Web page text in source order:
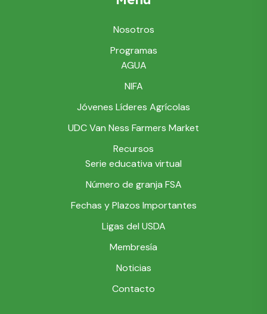
Nosotros
Programas
AGUA
NIFA
Jóvenes Líderes Agrícolas
UDC Van Ness Farmers Market
Recursos
Serie educativa virtual
Número de granja FSA
Fechas y Plazos Importantes
Ligas del USDA
Membresía
Noticias
Contacto